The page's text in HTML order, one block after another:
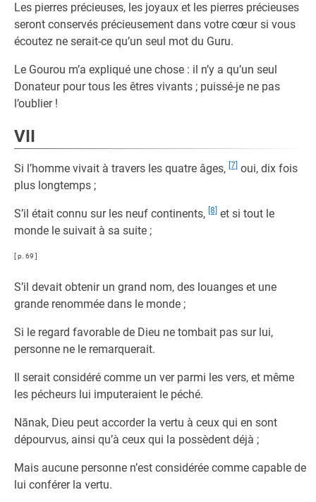
Les pierres précieuses, les joyaux et les pierres précieuses
seront conservés précieusement dans votre cœur si vous
écoutez ne serait-ce qu’un seul mot du Guru.
Le Gourou m’a expliqué une chose : il n’y a qu’un seul
Donateur pour tous les êtres vivants ; puissé-je ne pas
l’oublier !
VII
Si l’homme vivait à travers les quatre âges, [7] oui, dix fois
plus longtemps ;
S’il était connu sur les neuf continents, [8] et si tout le
monde le suivait à sa suite ;
[ p. 69 ]
S’il devait obtenir un grand nom, des louanges et une
grande renommée dans le monde ;
Si le regard favorable de Dieu ne tombait pas sur lui,
personne ne le remarquerait.
Il serait considéré comme un ver parmi les vers, et même
les pécheurs lui imputeraient le péché.
Nānak, Dieu peut accorder la vertu à ceux qui en sont
dépourvus, ainsi qu’à ceux qui la possèdent déjà ;
Mais aucune personne n’est considérée comme capable de
lui conférer la vertu.